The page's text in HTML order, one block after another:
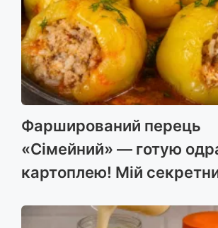
Фарширований перець
«Сімейний» — готую
картоплею! Мій